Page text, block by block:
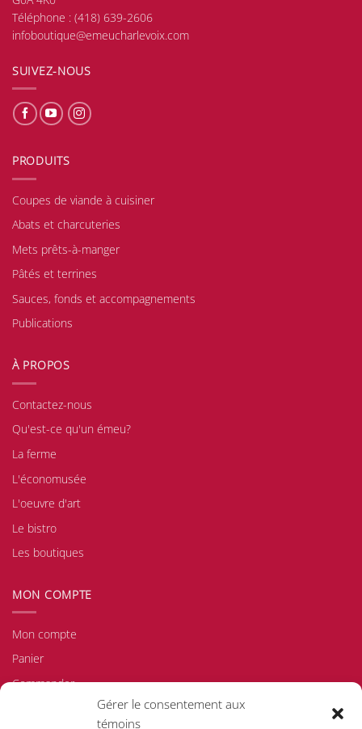
Gérer le consentement aux
témoins
Téléphone : (418) 639-2606
infoboutique@emeucharlevoix.com
SUIVEZ-NOUS
PRODUITS
Coupes de viande à cuisiner
Abats et charcuteries
Mets prêts-à-manger
Pâtés et terrines
Sauces, fonds et accompagnements
Publications
À PROPOS
Contactez-nous
Qu'est-ce qu'un émeu?
La ferme
L'économusée
L'oeuvre d'art
Le bistro
Les boutiques
MON COMPTE
Mon compte
Panier
Commander
Politique d'achat/de retour